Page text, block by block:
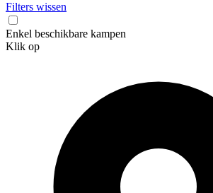
Filters wissen
Enkel beschikbare kampen
Klik op